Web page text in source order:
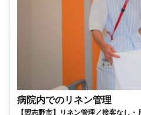
病院内でのリネン管理
【習志野市】リネン管理／接客なし